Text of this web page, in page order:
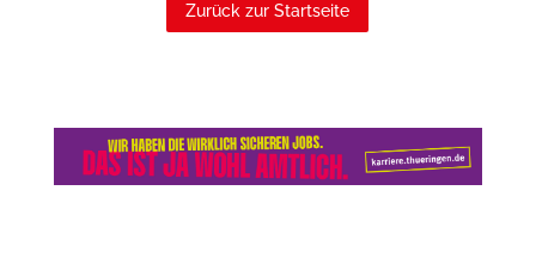
Zurück zur Startseite